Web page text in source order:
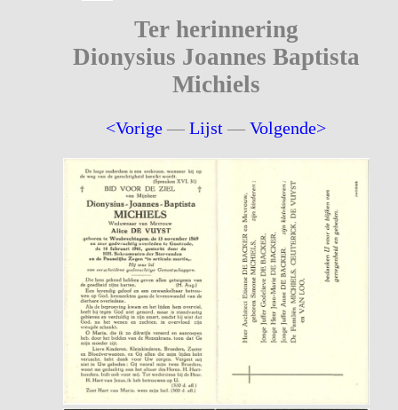
Ter herinnering
Dionysius Joannes Baptista
Michiels
<Vorige —Lijst —Volgende>